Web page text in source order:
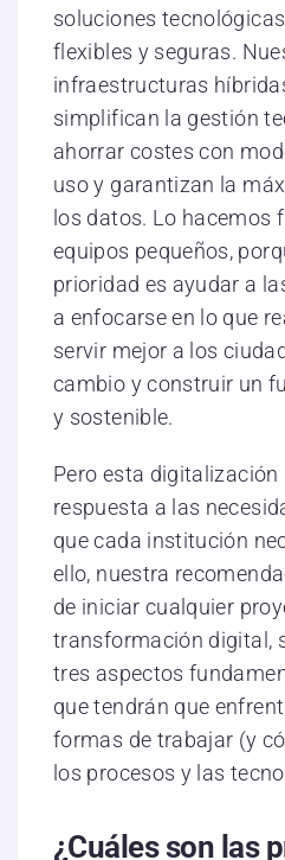
soluciones
flexibles y seguras.
infraestructuras
simplifican la gestión
ahorrar costes con
uso y garantizan la
los datos. Lo hacemos
equipos pequeños,
prioridad es ayudar a
a enfocarse en lo que
servir mejor a los
cambio y construir un
y sostenible.
Pero esta digitalización
respuesta a las
que cada institución
ello, nuestra
de iniciar cualquier
transformación digital,
tres aspectos
que tendrán que
formas de trabajar (y
los procesos y las
¿Cuáles son las